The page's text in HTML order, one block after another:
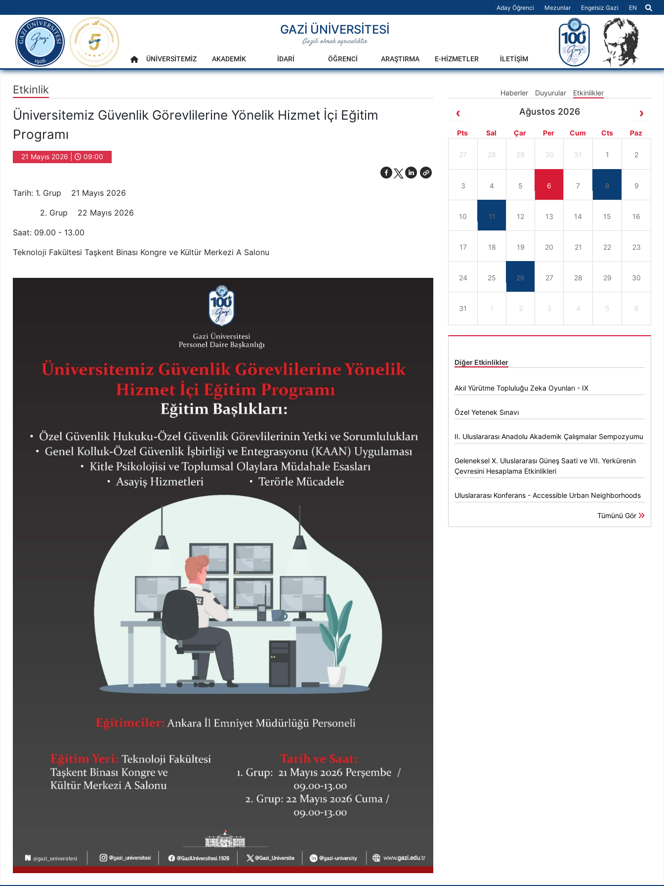
Aday Öğrenci Mezunlar Engelsiz Gazi Dil Seçiniz
EN
Ana Menü
gazi.edu.tr
GAZİ ÜNİVERSİTESİ
Gazili olmak ayrıcalıktır
Anasayfa
ÜNİVERSİTEMİZ AKADEMİK İDARİ ÖĞRENCİ ARAŞTIRMA E-HİZMETLER İLETİŞİM
Etkinlik Haberler Duyurular Etkinlikler
Üniversitemiz Güvenlik Görevlilerine Yönelik Hizmet İçi Eğitim
Programı
21 Mayıs 2026 | 09:00
Tarih: 1. Grup 21 Mayıs 2026
2. Grup 22 Mayıs 2026
Saat: 09.00 - 13.00
Teknoloji Fakültesi Taşkent Binası Kongre ve Kültür Merkezi A Salonu
Ağustos 2026
Pts Sal Çar Per Cum Cts Paz
27 28 29 30 31 1 2
3 4 5 6 7 8 9
10 11 12 13 14 15 16
17 18 19 20 21 22 23
24 25 26 27 28 29 30
31 1 2 3 4 5 6
Diğer Etkinlikler
Akıl Yürütme Topluluğu Zeka Oyunları - IX
Özel Yetenek Sınavı
II. Uluslararası Anadolu Akademik Çalışmalar Sempozyumu
Geleneksel X. Uluslararası Güneş Saati ve VII. Yerkürenin
Çevresini Hesaplama Etkinlikleri
Uluslararası Konferans - Accessible Urban Neighborhoods
Tümünü Gör